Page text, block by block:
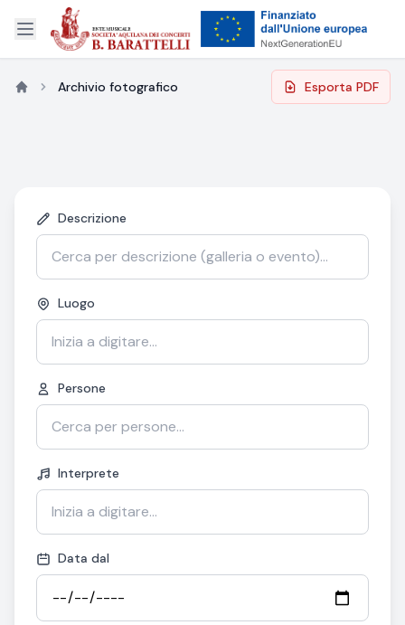
Archivio fotografico Esporta PDF
Descrizione
Luogo
Persone
Interprete
Data dal